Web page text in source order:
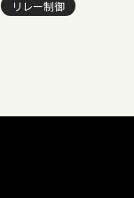
リレー制御